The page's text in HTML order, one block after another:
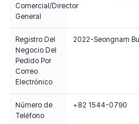
Comercial/Director
General
Registro Del
Negocio Del
Pedido Por
Correo
Electrónico
2022-Seongnam
Número de
Teléfono
+82 1544-0790